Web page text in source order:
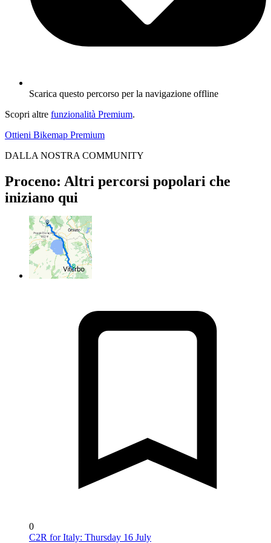
Scarica questo percorso per la navigazione offline
Scopri altre funzionalità Premium.
Ottieni Bikemap Premium
DALLA NOSTRA COMMUNITY
Proceno: Altri percorsi popolari che
iniziano qui
0
C2R for Italy: Thursday 16 July